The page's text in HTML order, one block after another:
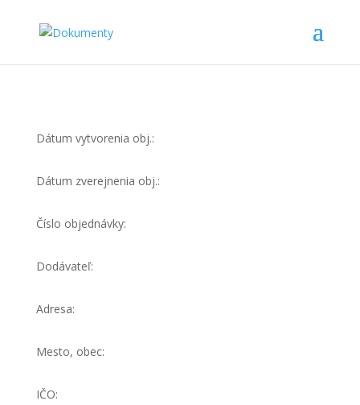
Dátum vytvorenia obj.:
Dátum zverejnenia obj.:
Číslo objednávky:
Dodávateľ:
Adresa:
Mesto, obec:
IČO: